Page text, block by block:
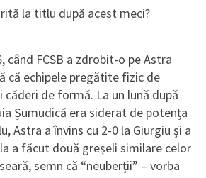
la titlu după acest meci?
când FCSB a zdrobit-o pe Astra
că echipele pregătite fizic de
căderi de formă. La un lună după
Șumudică era siderat de potența
Astra a învins cu 2-0 la Giurgiu și a
a făcut două greșeli similare celor
semn că “neuberții” – vorba